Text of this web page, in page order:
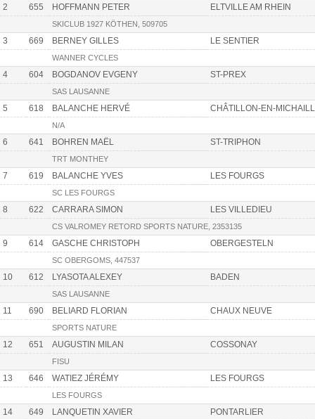
2 655 HOFFMANN PETER ELTVILLE AM RHEIN
SKICLUB 1927 KÖTHEN, 509705
3 669 BERNEY GILLES LE SENTIER
WANNER CYCLES
4 604 BOGDANOV EVGENY ST-PREX
SAS LAUSANNE
5 618 BALANCHE HERVÉ CHÂTILLON-EN-
N/A
6 641 BOHREN MAËL ST-TRIPHON
TRT MONTHEY
7 619 BALANCHE YVES LES FOURGS
SC LES FOURGS
8 622 CARRARA SIMON LES VILLEDIEU
CS VALROMEY RETORD SPORTS NATURE, 2353135
9 614 GASCHE CHRISTOPH OBERGESTELN
SC OBERGOMS, 447537
10 612 LYASOTA ALEXEY BADEN
SAS LAUSANNE
11 690 BELIARD FLORIAN CHAUX NEUVE
SPORTS NATURE
12 651 AUGUSTIN MILAN COSSONAY
FISU
13 646 WATIEZ JÉRÉMY LES FOURGS
LES FOURGS
14 649 LANQUETIN XAVIER PONTARLIER